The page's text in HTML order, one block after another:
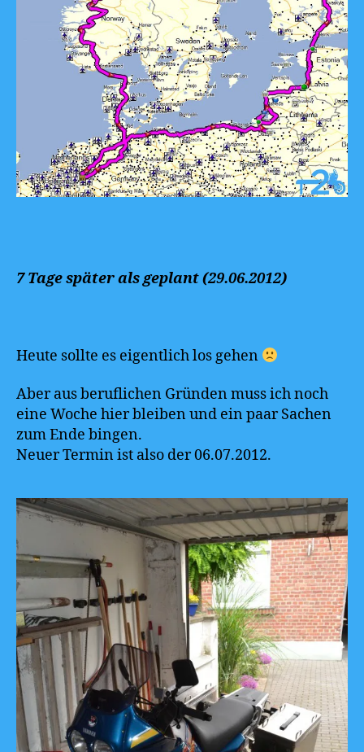
7 Tage später als geplant (29.06.2012)
Heute sollte es eigentlich los gehen
Aber aus beruflichen Gründen muss ich noch
eine Woche hier bleiben und ein paar Sachen
zum Ende bingen.
Neuer Termin ist also der 06.07.2012.